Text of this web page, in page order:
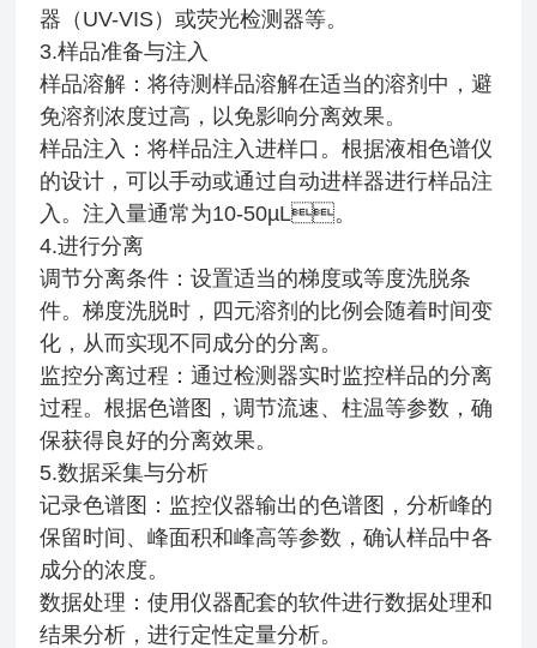
器（UV-VIS）或荧光检测器等。
3.样品准备与注入
样品溶解：将待测样品溶解在适当的溶剂中，避
免溶剂浓度过高，以免影响分离效果。
样品注入：将样品注入进样口。根据液相色谱仪
的设计，可以手动或通过自动进样器进行样品注
入。注入量通常为10-50µL。
4.进行分离
调节分离条件：设置适当的梯度或等度洗脱条
件。梯度洗脱时，四元溶剂的比例会随着时间变
化，从而实现不同成分的分离。
监控分离过程：通过检测器实时监控样品的分离
过程。根据色谱图，调节流速、柱温等参数，确
保获得良好的分离效果。
5.数据采集与分析
记录色谱图：监控仪器输出的色谱图，分析峰的
保留时间、峰面积和峰高等参数，确认样品中各
成分的浓度。
数据处理：使用仪器配套的软件进行数据处理和
结果分析，进行定性定量分析。